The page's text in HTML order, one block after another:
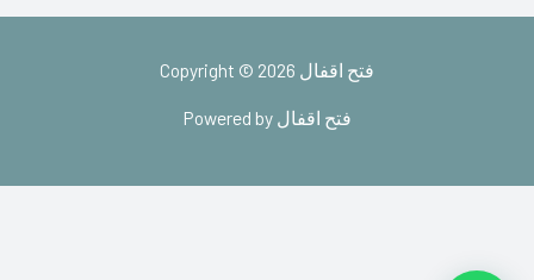
Copyright © 2026 فتح اقفال
Powered by فتح اقفال